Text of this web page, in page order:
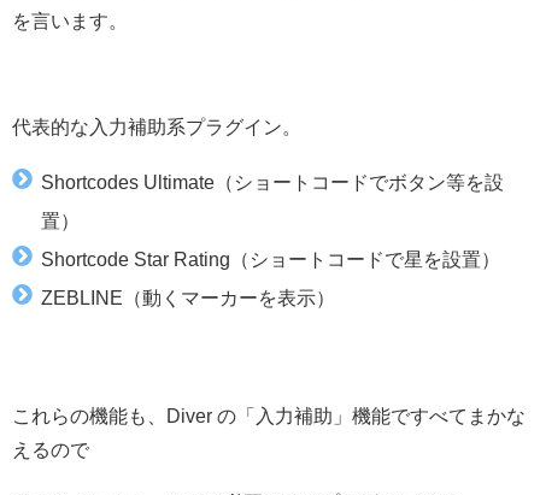
を言います。
代表的な入力補助系プラグイン。
Shortcodes Ultimate（ショートコードでボタン等を設
置）
Shortcode Star Rating（ショートコードで星を設置）
ZEBLINE（動くマーカーを表示）
これらの機能も、Diver の「入力補助」機能ですべてまかな
えるので